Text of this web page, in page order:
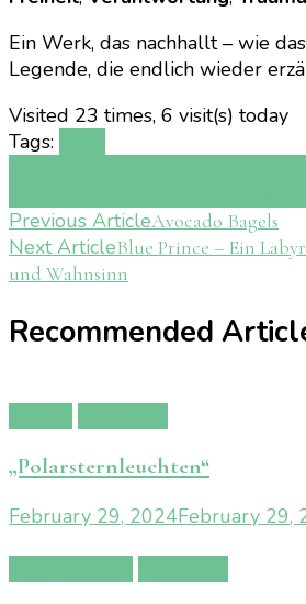
Ein Werk, das nachhallt – wie
Legende, die endlich wieder
Visited 23 times, 6 visit(s) today
Tags:
Post
Navigation
Previous ArticleAvocado Bagels
Next ArticleBlue Prince – Ein
und Wahnsinn
Recommended
„Polarsternleuchten“
February 29, 2024February 29,